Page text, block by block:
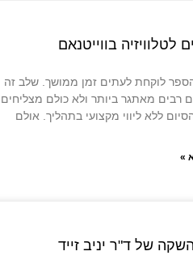
לטלוויזיה בווייטנאם
לוקחת לעתים זמן ממושך. שלב זה
רבים מאתגר ביותר ולא כולם מצליחים
ללא ליווי מקצועי בתהליך. אולם
»
של ד"ר יניב זייד